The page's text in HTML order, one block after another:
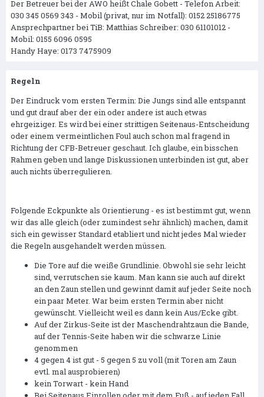
Der Betreuer bei der AWO heißt Chale Gobett - Telefon Arbeit:
030 345 0569 343 - Mobil (privat, nur im Notfall): 0152 25186775
Ansprechpartner bei TiB: Matthias Schreiber: 030 61101012 -
Mobil: 0155 6096 0595
Handy Haye: 0173 7475909
Regeln
Der Eindruck vom ersten Termin: Die Jungs sind alle entspannt
und gut drauf aber der ein oder andere ist auch etwas
ehrgeiziger. Es wird bei einer strittigen Seitenaus-Entscheidung
oder einem vermeintlichen Foul auch schon mal fragend in
Richtung der CFB-Betreuer geschaut. Ich glaube, ein bisschen
Rahmen geben und lange Diskussionen unterbinden ist gut, aber
auch nichts überregulieren.
Folgende Eckpunkte als Orientierung - es ist bestimmt gut, wenn
wir das alle gleich (oder zumindest sehr ähnlich) machen, damit
sich ein gewisser Standard etabliert und nicht jedes Mal wieder
die Regeln ausgehandelt werden müssen.
Die Tore auf die weiße Grundlinie. Obwohl sie sehr leicht
sind, verrutschen sie kaum. Man kann sie auch auf direkt
an den Zaun stellen und gewinnt damit auf jeder Seite noch
ein paar Meter. War beim ersten Termin aber nicht
gewünscht. Vielleicht weil es dann kein Aus/Ecke gibt.
Auf der Zirkus-Seite ist der Maschendrahtzaun die Bande,
auf der Tennis-Seite haben wir die schwarze Linie
genommen
4 gegen 4 ist gut - 5 gegen 5 zu voll (mit Toren am Zaun
evtl. mal ausprobieren)
kein Torwart - kein Hand